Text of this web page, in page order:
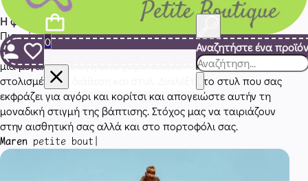
0
Αναζητήστε ένα προϊόν
Αναζήτηση
Για εμάς
Η φιλοσοφία μας
Πιστεύουμε ότι η βάπτιση του παιδιού σας είναι μια από τις
σημαντικότερες στιγμές της ζωής σας. Στο MAREN θα βρείτε
μια μεγάλη συλλογή από χειροποίητα πακέτα βάπτισης,
στολισμένα με διάθεση και στυλ. Διαλέξτε το στυλ που σας
εκφράζει για αγόρι και κορίτσι και απογειώστε αυτήν τη
μοναδική στιγμή της βάπτισης. Στόχος μας να ταιριάζουν
στην αισθητική σας αλλά και στο πορτοφόλι σας.
Maren petite |